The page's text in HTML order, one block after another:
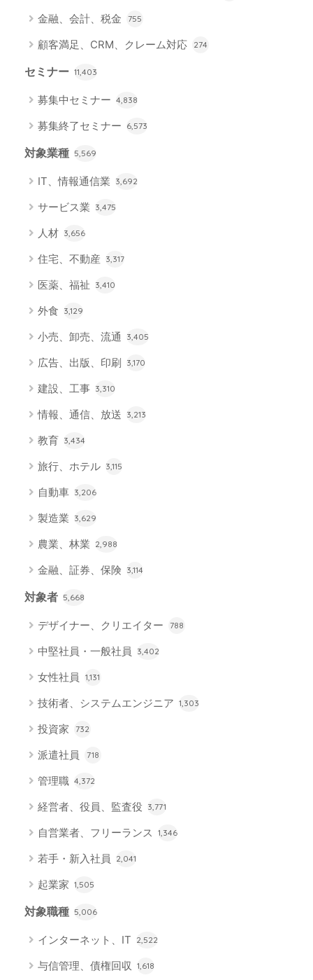
金融、会計、税金 755
顧客満足、CRM、クレーム対応 274
セミナー 11,403
募集中セミナー 4,838
募集終了セミナー 6,573
対象業種 5,569
IT、情報通信業 3,692
サービス業 3,475
人材 3,656
住宅、不動産 3,317
医薬、福祉 3,410
外食 3,129
小売、卸売、流通 3,405
広告、出版、印刷 3,170
建設、工事 3,310
情報、通信、放送 3,213
教育 3,434
旅行、ホテル 3,115
自動車 3,206
製造業 3,629
農業、林業 2,988
金融、証券、保険 3,114
対象者 5,668
デザイナー、クリエイター 788
中堅社員・一般社員 3,402
女性社員 1,131
技術者、システムエンジニア 1,303
投資家 732
派遣社員 718
管理職 4,372
経営者、役員、監査役 3,771
自営業者、フリーランス 1,346
若手・新入社員 2,041
起業家 1,505
対象職種 5,006
インターネット、IT 2,522
与信管理、債権回収 1,618